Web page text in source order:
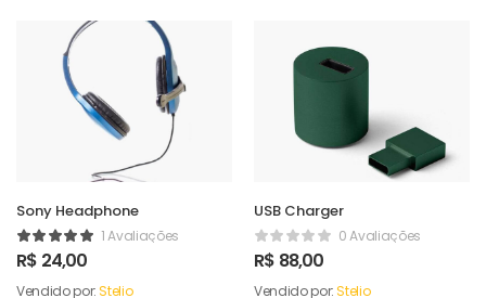
Sony Headphone
1 Avaliações
R$ 24,00
Vendido por:Stelio
USB Charger
0 Avaliações
R$ 88,00
Vendido por:Stelio